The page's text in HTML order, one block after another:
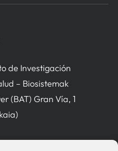
de Investigación
– Biosistemak
(BAT) Gran Vía, 1